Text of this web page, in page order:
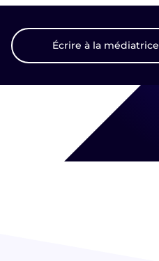
Écrire à la médiatrice